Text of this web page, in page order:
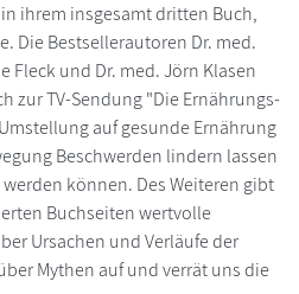
ihrem insgesamt dritten Buch,
Die Bestsellerautoren Dr. med.
Fleck und Dr. med. Jörn Klasen
zur TV-Sendung "Die Ernährungs-
auf gesunde Ernährung
Beschwerden lindern lassen
können. Des Weiteren gibt
Buchseiten wertvolle
Ursachen und Verläufe der
Mythen auf und verrät uns die